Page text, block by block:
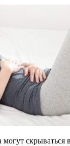
скрываться